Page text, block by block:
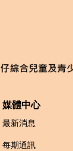
媒體中心
最新消息
每期通訊